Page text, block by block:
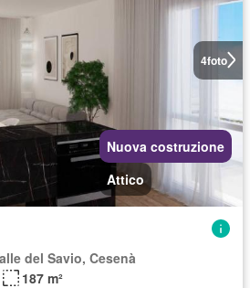
4foto
Nuova costruzione
Attico
del Savio, Cesenà
187 m²